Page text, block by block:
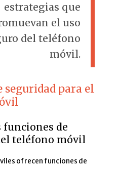
estrategias que
el uso
del teléfono
móvil.
seguridad para el
funciones de
teléfono móvil
ofrecen funciones de